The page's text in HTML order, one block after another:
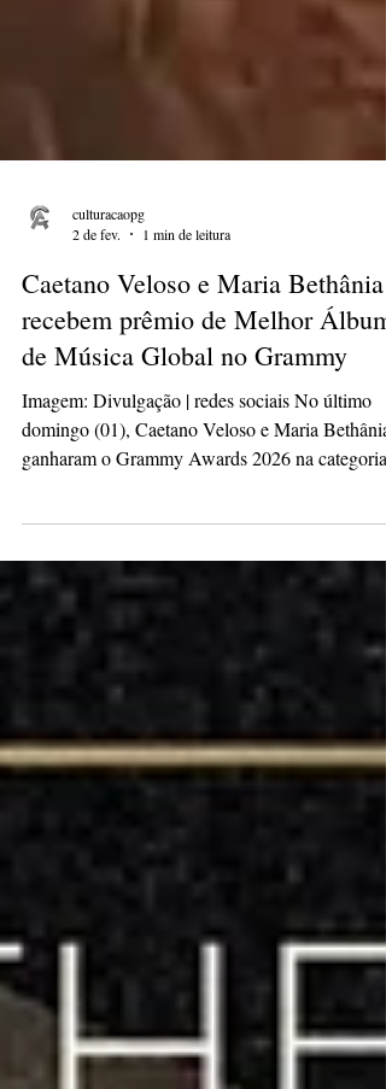
culturacaopg
2 de fev.
1 min de leitura
Caetano Veloso e Maria Bethânia
recebem prêmio de Melhor Álbum
de Música Global no Grammy
Imagem: Divulgação | redes sociais No último
premiado registra a turnê dos artistas e marca a
consolidação de um momento artístico
caracterizado por reencontros emocionantes com
público. Gravado ao longo da turnê que passou
por várias cidades brasileiras, o álbum contém
Reconvexo e Vaca Profana. O prê